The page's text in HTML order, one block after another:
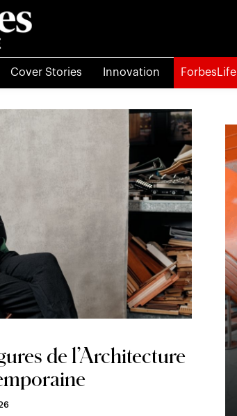
Cover Stories Innovation ForbesLife
de l’Architecture